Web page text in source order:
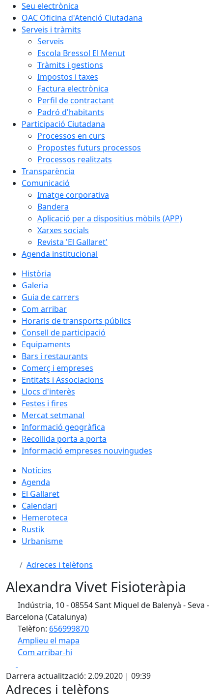
Seu electrònica
OAC Oficina d'Atenció Ciutadana
Serveis i tràmits
Serveis
Escola Bressol El Menut
Tràmits i gestions
Impostos i taxes
Factura electrònica
Perfil de contractant
Padró d'habitants
Participació Ciutadana
Processos en curs
Propostes futurs processos
Processos realitzats
Transparència
Comunicació
Imatge corporativa
Bandera
Aplicació per a dispositius mòbils (APP)
Xarxes socials
Revista 'El Gallaret'
Agenda institucional
Història
Galeria
Guia de carrers
Com arribar
Horaris de transports públics
Consell de participació
Equipaments
Bars i restaurants
Comerç i empreses
Entitats i Associacions
Llocs d'interès
Festes i fires
Mercat setmanal
Informació geogràfica
Recollida porta a porta
Informació empreses nouvingudes
Notícies
Agenda
El Gallaret
Calendari
Hemeroteca
Rustik
Urbanisme
Adreces i telèfons
Alexandra Vivet Fisioteràpia
Indústria, 10 - 08554 Sant Miquel de Balenyà - Seva -
Barcelona (Catalunya)
Telèfon: 656999870
Amplieu el mapa
Com arribar-hi
+
−
Darrera actualització: 2.09.2020 | 09:39
Adreces i telèfons